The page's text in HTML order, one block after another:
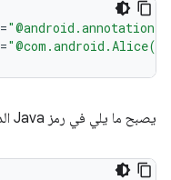
=
=
يصبح ما يلي في رمز Java الذي تم إنشاؤه: